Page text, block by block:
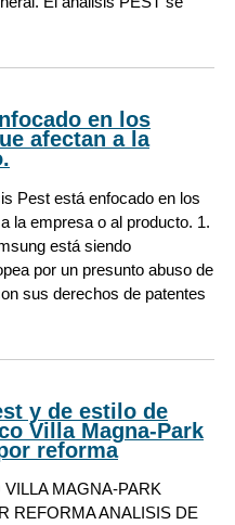
en los
afectan a la
Pest está enfocado en los
la empresa o al producto. 1.
está siendo
por un presunto abuso de
sus derechos de patentes
y de estilo de
Villa Magna-Park
reforma
MAGNA-PARK
REFORMA ANALISIS DE